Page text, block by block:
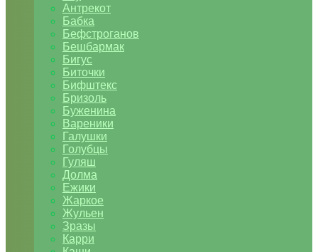
Антрекот
Бабка
Бефстроганов
Бешбармак
Бигус
Биточки
Бифштекс
Бризоль
Буженина
Вареники
Галушки
Голубцы
Гуляш
Долма
Ежики
Жаркое
Жульен
Зразы
Карри